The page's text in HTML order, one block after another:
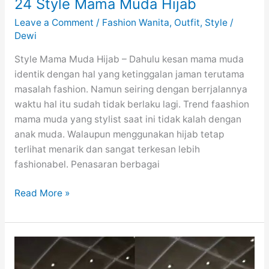
24 Style Mama Muda Hijab
Leave a Comment / Fashion Wanita, Outfit, Style/
Dewi
Style Mama Muda Hijab – Dahulu kesan mama muda
identik dengan hal yang ketinggalan jaman terutama
masalah fashion. Namun seiring dengan berrjalannya
waktu hal itu sudah tidak berlaku lagi. Trend faashion
mama muda yang stylist saat ini tidak kalah dengan
anak muda. Walaupun menggunakan hijab tetap
terlihat menarik dan sangat terkesan lebih
fashionabel. Penasaran berbagai
24
Mama
Muda
Read More »